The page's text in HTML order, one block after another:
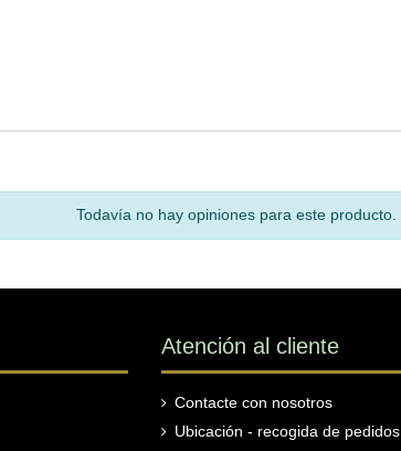
Todavía no hay opiniones para este producto.
Atención al cliente
Contacte con nosotros
Ubicación - recogida de pedidos